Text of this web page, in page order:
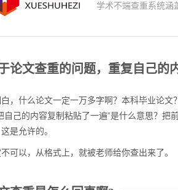
学术不端查重系统涵
论文查重的问题，重复自己的
，什么论文一定一万多字啊？本科毕业论文
自己的内容复制粘贴了一遍”是什么意思？
是允许的。
可以，从格式上，就被老师给你查出来了。